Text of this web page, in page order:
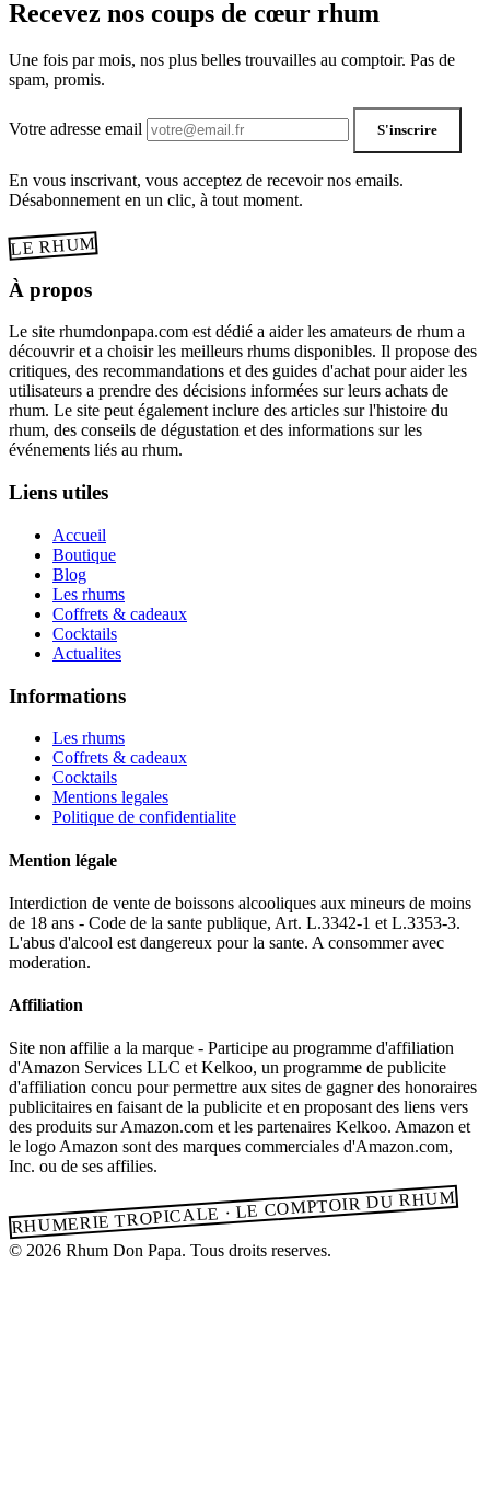
Recevez nos coups de cœur rhum
Une fois par mois, nos plus belles trouvailles au comptoir. Pas de
spam, promis.
Votre adresse email S'inscrire
En vous inscrivant, vous acceptez de recevoir nos emails.
Désabonnement en un clic, à tout moment.
LE RHUM
À propos
Le site rhumdonpapa.com est dédié a aider les amateurs de rhum a
découvrir et a choisir les meilleurs rhums disponibles. Il propose des
critiques, des recommandations et des guides d'achat pour aider les
utilisateurs a prendre des décisions informées sur leurs achats de
rhum. Le site peut également inclure des articles sur l'histoire du
rhum, des conseils de dégustation et des informations sur les
événements liés au rhum.
Liens utiles
Accueil
Boutique
Blog
Les rhums
Coffrets & cadeaux
Cocktails
Actualites
Informations
Les rhums
Coffrets & cadeaux
Cocktails
Mentions legales
Politique de confidentialite
Mention légale
Interdiction de vente de boissons alcooliques aux mineurs de moins
de 18 ans - Code de la sante publique, Art. L.3342-1 et L.3353-3.
L'abus d'alcool est dangereux pour la sante. A consommer avec
moderation.
Affiliation
Site non affilie a la marque - Participe au programme d'affiliation
d'Amazon Services LLC et Kelkoo, un programme de publicite
d'affiliation concu pour permettre aux sites de gagner des honoraires
publicitaires en faisant de la publicite et en proposant des liens vers
des produits sur Amazon.com et les partenaires Kelkoo. Amazon et
le logo Amazon sont des marques commerciales d'Amazon.com,
Inc. ou de ses affilies.
RHUMERIE TROPICALE · LE COMPTOIR DU RHUM
© 2026 Rhum Don Papa. Tous droits reserves.